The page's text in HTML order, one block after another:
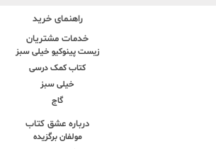
راهنمای خرید
خدمات مشتریان
زیست پینوکیو خیلی سبز
کتاب کمک درسی
خیلی سبز
گاج
درباره عشق کتاب
مولفان برگزیده